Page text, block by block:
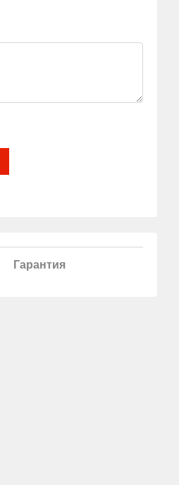
Гарантия